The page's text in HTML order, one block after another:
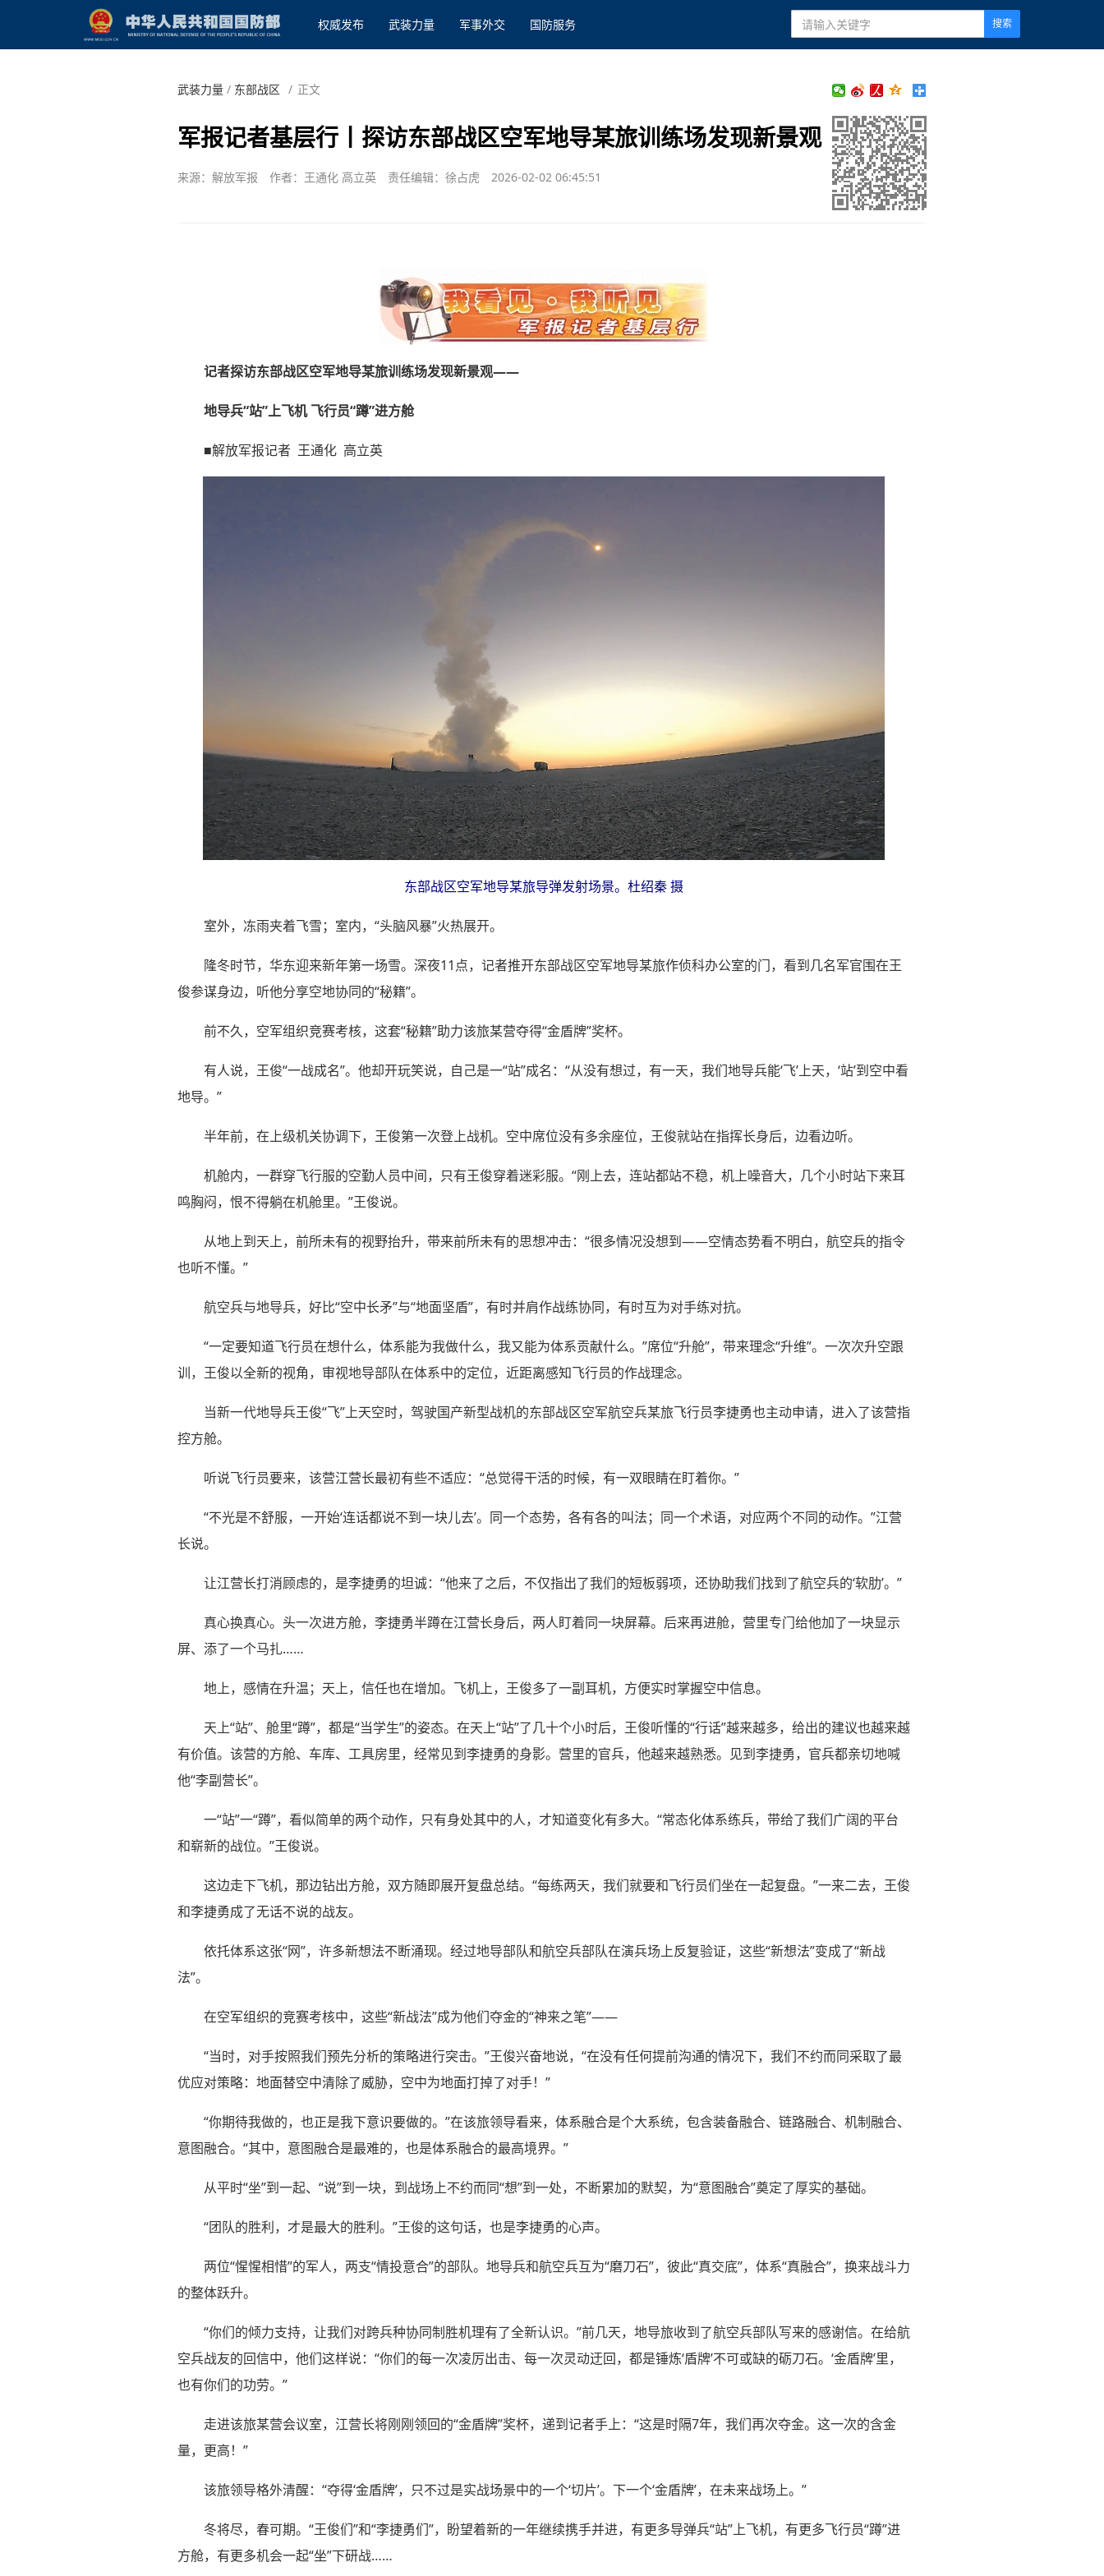
权威发布 武装力量 军事外交 国防服务 搜索
武装力量/ 东部战区 / 正文
军报记者基层行丨探访东部战区空军地导某旅训练场发现新景观
来源：解放军报 作者：王通化 高立英 责任编辑：徐占虎 2026-02-02 06:45:51
记者探访东部战区空军地导某旅训练场发现新景观——
地导兵“站”上飞机 飞行员“蹲”进方舱
■解放军报记者 王通化 高立英
东部战区空军地导某旅导弹发射场景。杜绍秦 摄
室外，冻雨夹着飞雪；室内，“头脑风暴”火热展开。
隆冬时节，华东迎来新年第一场雪。深夜11点，记者推开东部战区空军地导某旅作侦科办公室的门，看到几名军官围在王
俊参谋身边，听他分享空地协同的“秘籍”。
前不久，空军组织竞赛考核，这套“秘籍”助力该旅某营夺得“金盾牌”奖杯。
有人说，王俊“一战成名”。他却开玩笑说，自己是一“站”成名：“从没有想过，有一天，我们地导兵能‘飞’上天，‘站’到空中看
地导。”
半年前，在上级机关协调下，王俊第一次登上战机。空中席位没有多余座位，王俊就站在指挥长身后，边看边听。
机舱内，一群穿飞行服的空勤人员中间，只有王俊穿着迷彩服。“刚上去，连站都站不稳，机上噪音大，几个小时站下来耳
鸣胸闷，恨不得躺在机舱里。”王俊说。
从地上到天上，前所未有的视野抬升，带来前所未有的思想冲击：“很多情况没想到——空情态势看不明白，航空兵的指令
也听不懂。”
航空兵与地导兵，好比“空中长矛”与“地面坚盾”，有时并肩作战练协同，有时互为对手练对抗。
“一定要知道飞行员在想什么，体系能为我做什么，我又能为体系贡献什么。”席位“升舱”，带来理念“升维”。一次次升空跟
训，王俊以全新的视角，审视地导部队在体系中的定位，近距离感知飞行员的作战理念。
当新一代地导兵王俊“飞”上天空时，驾驶国产新型战机的东部战区空军航空兵某旅飞行员李捷勇也主动申请，进入了该营指
控方舱。
听说飞行员要来，该营江营长最初有些不适应：“总觉得干活的时候，有一双眼睛在盯着你。”
“不光是不舒服，一开始‘连话都说不到一块儿去’。同一个态势，各有各的叫法；同一个术语，对应两个不同的动作。”江营
长说。
让江营长打消顾虑的，是李捷勇的坦诚：“他来了之后，不仅指出了我们的短板弱项，还协助我们找到了航空兵的‘软肋’。”
真心换真心。头一次进方舱，李捷勇半蹲在江营长身后，两人盯着同一块屏幕。后来再进舱，营里专门给他加了一块显示
屏、添了一个马扎……
地上，感情在升温；天上，信任也在增加。飞机上，王俊多了一副耳机，方便实时掌握空中信息。
天上“站”、舱里“蹲”，都是“当学生”的姿态。在天上“站”了几十个小时后，王俊听懂的“行话”越来越多，给出的建议也越来越
有价值。该营的方舱、车库、工具房里，经常见到李捷勇的身影。营里的官兵，他越来越熟悉。见到李捷勇，官兵都亲切地喊
他“李副营长”。
一“站”一“蹲”，看似简单的两个动作，只有身处其中的人，才知道变化有多大。“常态化体系练兵，带给了我们广阔的平台
和崭新的战位。”王俊说。
这边走下飞机，那边钻出方舱，双方随即展开复盘总结。“每练两天，我们就要和飞行员们坐在一起复盘。”一来二去，王俊
和李捷勇成了无话不说的战友。
依托体系这张“网”，许多新想法不断涌现。经过地导部队和航空兵部队在演兵场上反复验证，这些“新想法”变成了“新战
法”。
在空军组织的竞赛考核中，这些“新战法”成为他们夺金的“神来之笔”——
“当时，对手按照我们预先分析的策略进行突击。”王俊兴奋地说，“在没有任何提前沟通的情况下，我们不约而同采取了最
优应对策略：地面替空中清除了威胁，空中为地面打掉了对手！”
“你期待我做的，也正是我下意识要做的。”在该旅领导看来，体系融合是个大系统，包含装备融合、链路融合、机制融合、
意图融合。“其中，意图融合是最难的，也是体系融合的最高境界。”
从平时“坐”到一起、“说”到一块，到战场上不约而同“想”到一处，不断累加的默契，为“意图融合”奠定了厚实的基础。
“团队的胜利，才是最大的胜利。”王俊的这句话，也是李捷勇的心声。
两位“惺惺相惜”的军人，两支“情投意合”的部队。地导兵和航空兵互为“磨刀石”，彼此“真交底”，体系“真融合”，换来战斗力
的整体跃升。
“你们的倾力支持，让我们对跨兵种协同制胜机理有了全新认识。”前几天，地导旅收到了航空兵部队写来的感谢信。在给航
空兵战友的回信中，他们这样说：“你们的每一次凌厉出击、每一次灵动迂回，都是锤炼‘盾牌’不可或缺的砺刀石。‘金盾牌’里，
也有你们的功劳。”
走进该旅某营会议室，江营长将刚刚领回的“金盾牌”奖杯，递到记者手上：“这是时隔7年，我们再次夺金。这一次的含金
量，更高！”
该旅领导格外清醒：“夺得‘金盾牌’，只不过是实战场景中的一个‘切片’。下一个‘金盾牌’，在未来战场上。”
冬将尽，春可期。“王俊们”和“李捷勇们”，盼望着新的一年继续携手并进，有更多导弹兵“站”上飞机，有更多飞行员“蹲”进
方舱，有更多机会一起“坐”下研战……